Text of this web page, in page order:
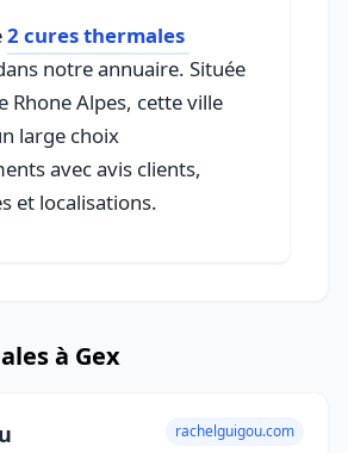
2 cures thermales
notre annuaire. Située
Rhone Alpes, cette ville
large choix
avec avis clients,
et localisations.
à Gex
rachelguigou.com